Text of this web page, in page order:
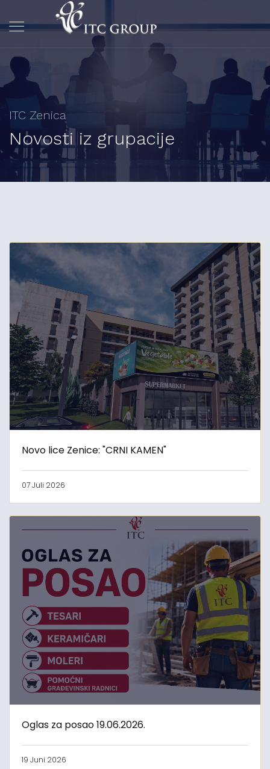
ITC Zenica
Novosti iz grupacije
Novo lice Zenice: "CRNI KAMEN"
07 Juli 2026
Oglas za posao 19.06.2026.
19 Juni 2026